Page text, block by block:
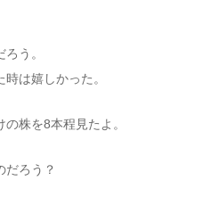
う。
は嬉しかった。
株を8本程見たよ。
だろう？